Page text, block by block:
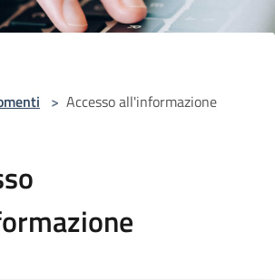
> Accesso all'informazione